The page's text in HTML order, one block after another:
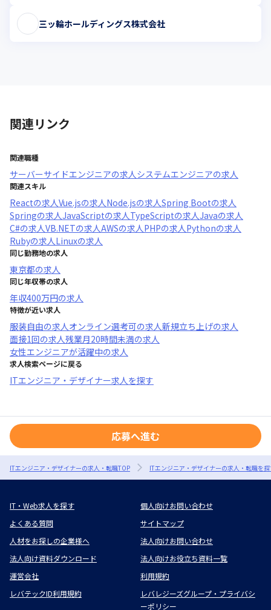
三ッ輪ホールディングス株式会社
関連リンク
関連職種
サーバーサイドエンジニアの求人システムエンジニアの求人
関連スキル
Reactの求人Vue.jsの求人Node.jsの求人Spring Bootの求人
Springの求人JavaScriptの求人TypeScriptの求人Javaの求人
C#の求人VB.NETの求人AWSの求人PHPの求人Pythonの求人
Rubyの求人Linuxの求人
同じ勤務地の求人
東京都の求人
同じ年収帯の求人
年収400万円の求人
特徴が近い求人
服装自由の求人オンライン選考可の求人新規立ち上げの求人
面接1回の求人残業月20時間未満の求人
女性エンジニアが活躍中の求人
求人検索ページに戻る
ITエンジニア・デザイナー求人を探す
応募へ進む
ITエンジニア・デザイナーの求人・転職TOP ITエンジニア・デザイナーの求人・転職を
IT・Web求人を探す
個人向けお問い合わせ
よくある質問
サイトマップ
人材をお探しの企業様へ
法人向けお問い合わせ
法人向け資料ダウンロード
法人向けお役立ち資料一覧
運営会社
利用規約
レバテックID利用規約
レバレジーズグループ・プライバシ
ーポリシー